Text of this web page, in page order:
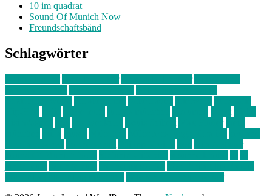
10 im quadrat
Sound Of Munich Now
Freundschaftsbänd
Schlagwörter